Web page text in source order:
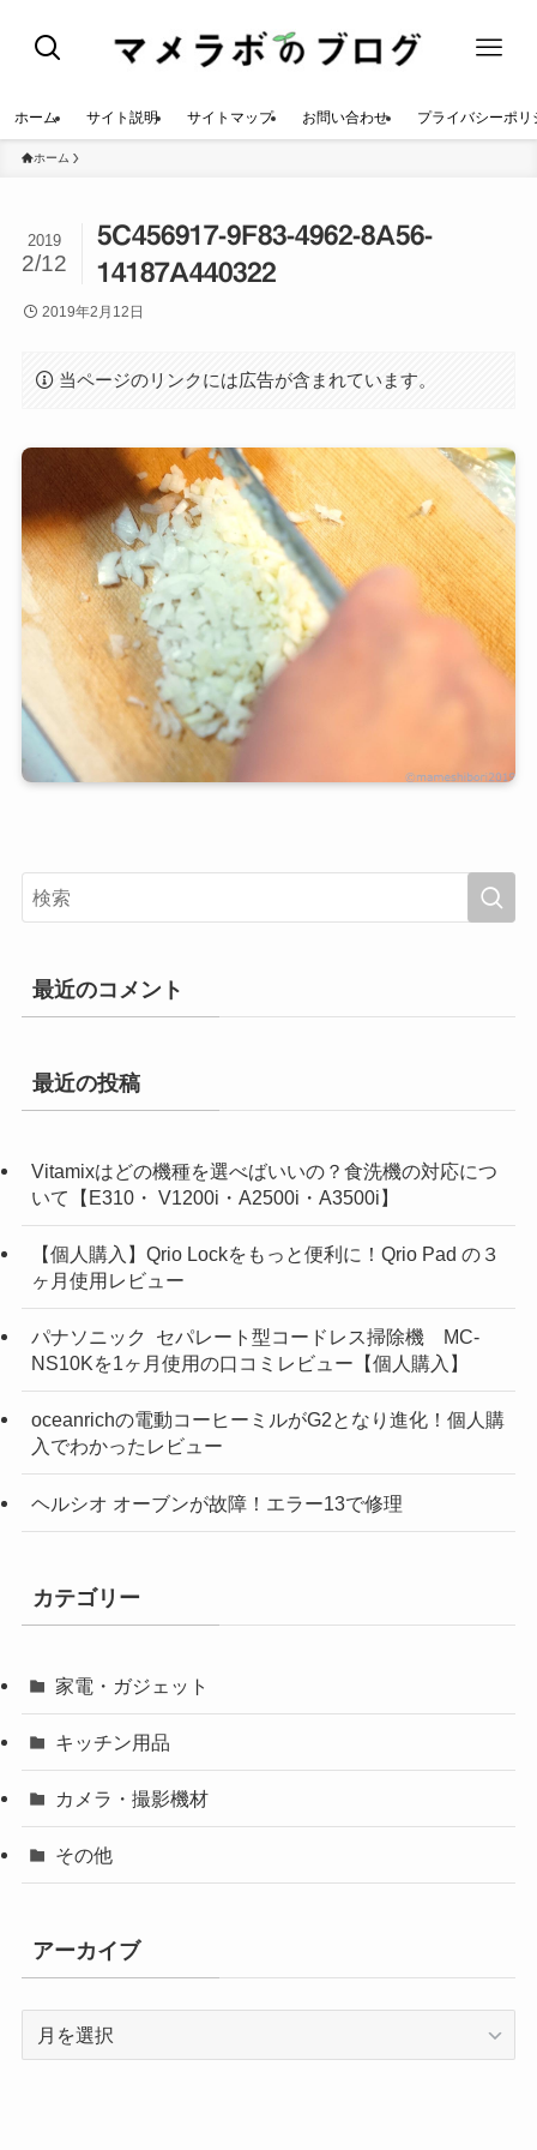
ホーム サイト説明 サイトマップ お問い合わせ プライバシーポリ
ホーム
5C456917-9F83-4962-8A56-
14187A440322
2019
2/12
2019年2月12日
当ページのリンクには広告が含まれています。
最近のコメント
最近の投稿
Vitamixはどの機種を選べばいいの？食洗機の対応につ
いて【E310・ V1200i・A2500i・A3500i】
【個人購入】Qrio Lockをもっと便利に！Qrio Pad の３
ヶ月使用レビュー
パナソニック セパレート型コードレス掃除機 MC-
NS10Kを1ヶ月使用の口コミレビュー【個人購入】
oceanrichの電動コーヒーミルがG2となり進化！個人購
入でわかったレビュー
ヘルシオ オーブンが故障！エラー13で修理
カテゴリー
家電・ガジェット
キッチン用品
カメラ・撮影機材
その他
アーカイブ